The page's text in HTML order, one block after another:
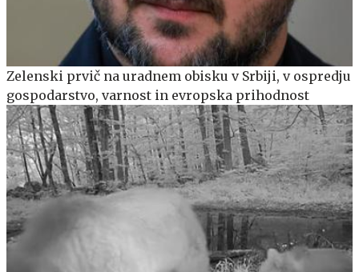
Zelenski prvič na uradnem obisku v Srbiji, v ospredju
gospodarstvo, varnost in evropska prihodnost